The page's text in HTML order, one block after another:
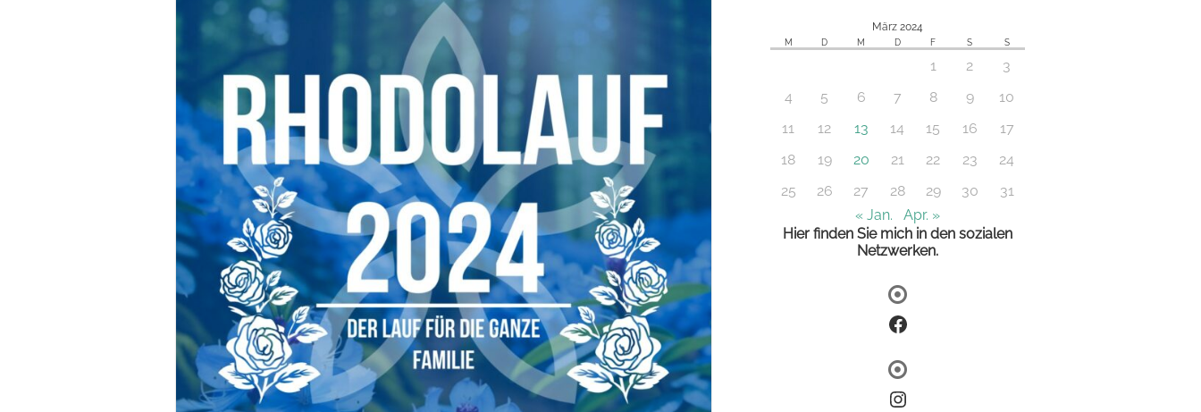
März 2024
M D M D F S S
1 2
3
4
5 6 7 8 9
10
11
12 13 14 15 16
17
18
19 20 21 22 23
24
25
26 27 28 29 30
31
« Jan.
Apr. »
Hier finden Sie mich in den sozialen
Netzwerken.
Facebook
Instagram